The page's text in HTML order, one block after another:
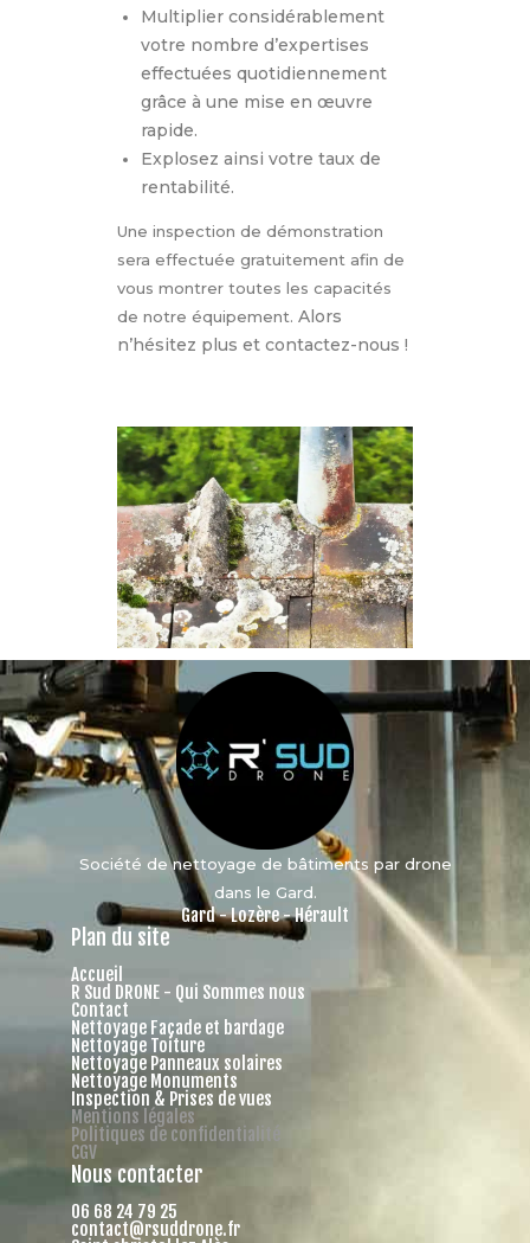
Multiplier considérablement
votre nombre d’expertises
effectuées quotidiennement
grâce à une mise en œuvre
rapide.
Explosez ainsi votre taux de
rentabilité.
Une inspection de démonstration
sera effectuée gratuitement afin de
vous montrer toutes les capacités
de notre équipement. Alors
n’hésitez plus et contactez-nous !
Société de nettoyage de bâtiments par drone
dans le Gard.
Gard - Lozère - Hérault
Plan du site
Accueil
R Sud DRONE - Qui Sommes nous
Contact
Nettoyage Façade et bardage
Nettoyage Toiture
Nettoyage Panneaux solaires
Nettoyage Monuments
Inspection & Prises de vues
Mentions légales
Politiques de confidentialité
CGV
Nous contacter
06 68 24 79 25
contact@rsuddrone.fr